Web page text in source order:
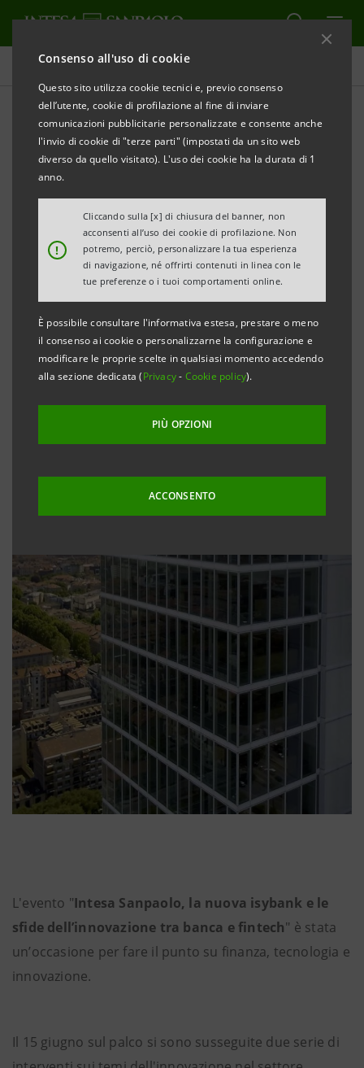
Consenso all'uso di cookie
Questo sito utilizza cookie tecnici e, previo consenso
dell’utente, cookie di profilazione al fine di inviare
comunicazioni pubblicitarie personalizzate e consente anche
l'invio di cookie di "terze parti" (impostati da un sito web
diverso da quello visitato). L'uso dei cookie ha la durata di 1
anno.
!
Cliccando sulla [x] di chiusura del banner, non
acconsenti all’uso dei cookie di profilazione. Non
potremo, perciò, personalizzare la tua esperienza
di navigazione, né offrirti contenuti in linea con le
tue preferenze o i tuoi comportamenti online.
È possibile consultare l'informativa estesa, prestare o meno
il consenso ai cookie o personalizzarne la configurazione e
modificare le proprie scelte in qualsiasi momento accedendo
alla sezione dedicata (Privacy- Cookie policy).
PIÙ OPZIONI
ACCONSENTO
Tutti i progetti
INNOVAZIONE
Isybank e l'innovazione tra
banca e fintech
L'evento "Intesa Sanpaolo, la nuova isybank e le
sfide dell’innovazione tra banca e fintech" è stata
un’occasione per fare il punto su finanza, tecnologia e
innovazione.
Il 15 giugno sul palco si sono susseguite due serie di